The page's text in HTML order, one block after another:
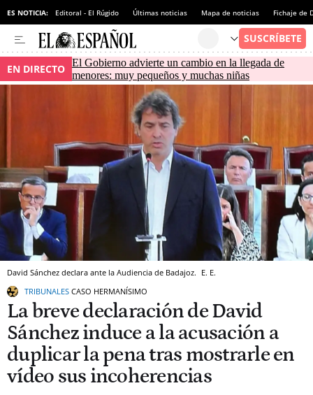
ES NOTICIA: Editoral - El Rúgido Últimas noticias Mapa de noticias Fichaje de
EN DIRECTO El Gobierno advierte un cambio en la llegada de
menores: muy pequeños y muchas niñas
David Sánchez declara ante la Audiencia de Badajoz. E. E.
TRIBUNALES CASO HERMANÍSIMO
La breve declaración de David
Sánchez induce a la acusación a
duplicar la pena tras mostrarle en
vídeo sus incoherencias